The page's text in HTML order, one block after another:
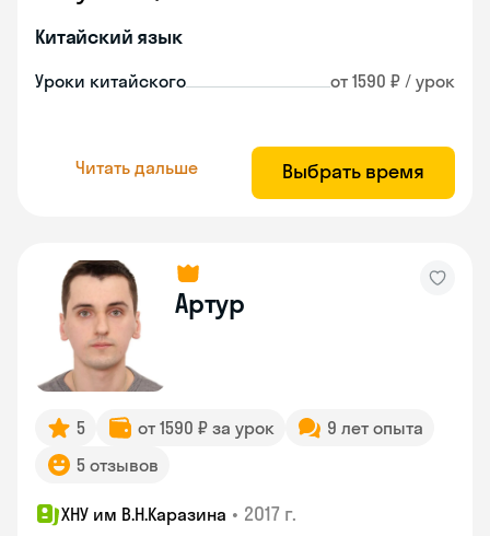
Китайский язык
Уроки китайского от 1590 ₽ / урок
Читать дальше Выбрать время
Артур
5 от 1590 ₽ за урок
9 лет опыта
5 отзывов
ХНУ им В.Н.Каразина • 2017 г.